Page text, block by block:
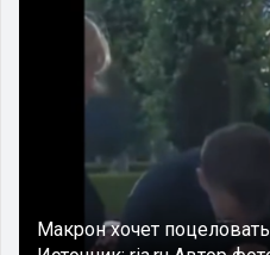
Макрон хочет